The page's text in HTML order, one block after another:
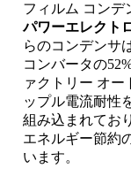
フィルム コンデ
パワーエレクト
らのコンデンサ
コンバータの
ァクトリー オー
ップル電流耐性
組み込まれてお
エネルギー節約
います。